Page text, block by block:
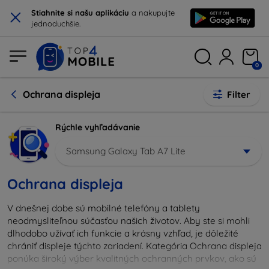
× Stiahnite si našu aplikáciu a nakupujte
jednoduchšie.
0
Ochrana displeja Filter
Rýchle vyhľadávanie
Samsung Galaxy Tab A7 Lite
Ochrana displeja
V dnešnej dobe sú mobilné telefóny a tablety
neodmysliteľnou súčasťou našich životov. Aby ste si mohli
dlhodobo užívať ich funkcie a krásny vzhľad, je dôležité
chrániť displeje týchto zariadení. Kategória Ochrana displeja
ponúka široký výber kvalitných ochranných prvkov, ako sú